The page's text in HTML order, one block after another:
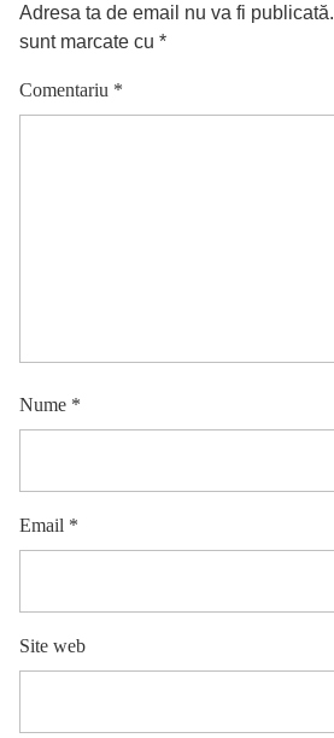
Adresa ta de email nu va fi publicată.
sunt marcate cu *
Comentariu *
Nume *
Email *
Site web